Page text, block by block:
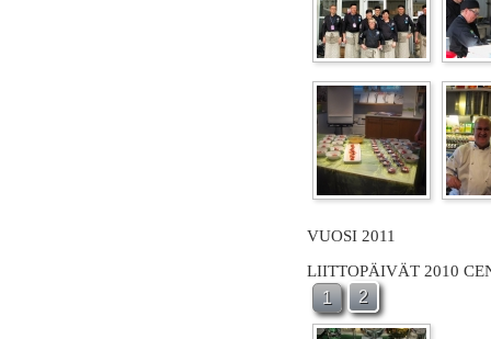
VUOSI 2011
LIITTOPÄIVÄT 2010
1 2